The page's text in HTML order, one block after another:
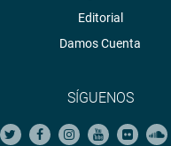
Editorial
Damos Cuenta
SÍGUENOS